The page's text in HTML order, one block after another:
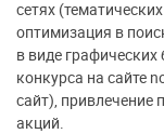
сетях
оптимизация в
в виде графических
конкурса на сайте
сайт), привлечение
акций.